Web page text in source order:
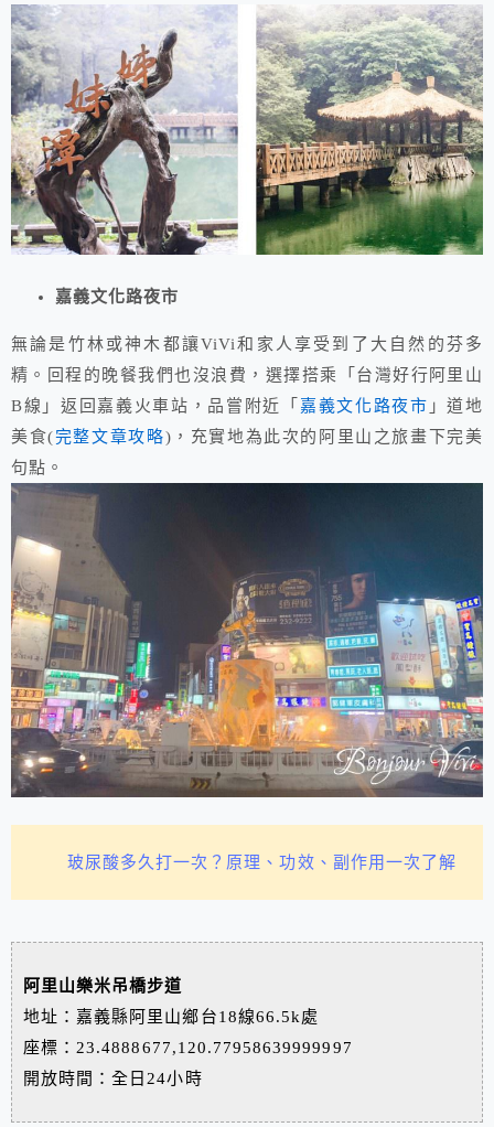
嘉義文化路夜市
無論是竹林或神木都讓ViVi和家人享受到了大自然的芬多
精。回程的晚餐我們也沒浪費，選擇搭乘「台灣好行阿里山
B線」返回嘉義火車站，品嘗附近「 嘉義文化路夜市 」道地
美食(完整文章攻略)，充實地為此次的阿里山之旅畫下完美
句點。
玻尿酸多久打一次？原理、功效、副作用一次了解
阿里山樂米吊橋步道
地址：嘉義縣阿里山鄉台18線66.5k處
座標：23.4888677,120.77958639999997
開放時間：全日24小時